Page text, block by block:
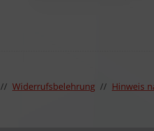
// Widerrufsbelehrung // Hinweis